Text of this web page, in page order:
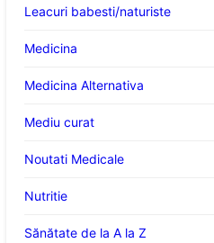
Leacuri babesti/naturiste
Medicina
Medicina Alternativa
Mediu curat
Noutati Medicale
Nutritie
Sănătate de la A la Z